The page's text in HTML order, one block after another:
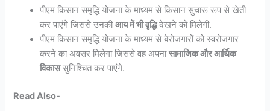
पीएम किसान समृद्धि योजना के माध्यम से किसान सुचारू रूप से खेती
कर पाएंगे जिससे उनकीआय में भी वृद्धिदेखने को मिलेगी.
पीएम किसान समृद्धि योजना के माध्यम से बेरोजगारों को स्वरोजगार
करने का अवसर मिलेगा जिससे वह अपनासामाजिक और आर्थिक
विकाससुनिश्चित कर पाएंगे.
Read Also-